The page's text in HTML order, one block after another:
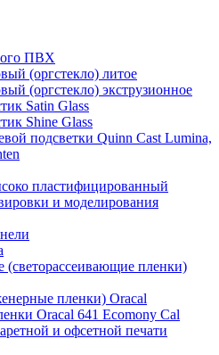
ПВХ
(оргстекло) литое
(оргстекло) экструзионное
Satin Glass
Shine Glass
подсветки Quinn Cast Lumina,
пластифицированный
и моделирования
(светорассеивающие пленки)
пленки) Oracal
Oracal 641 Ecomony Cal
и офсетной печати